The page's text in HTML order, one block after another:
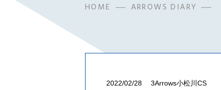
HOME ARROWS DIARY
2022/02/28 3Arrows小松川CS